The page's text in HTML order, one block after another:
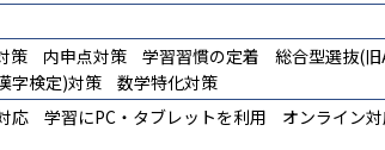
策 内申点対策 学習習慣の定着 総合型選抜(
字検定)対策
数学特化対策
応 学習にPC・タブレットを利用 オンライン